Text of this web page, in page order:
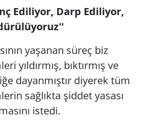
Ediliyor, Darp Ediliyor,
yaşanan süreç biz
yıldırmış, bıktırmış ve
dayanmıştır diyerek tüm
sağlıkta şiddet yasası
istedi.